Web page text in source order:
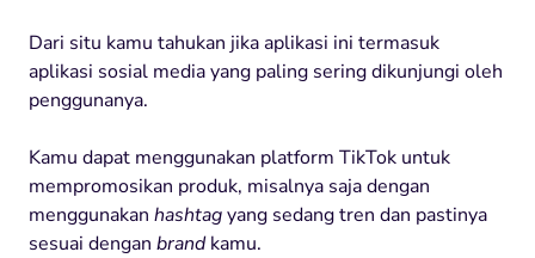
Dari situ kamu tahukan jika aplikasi ini termasuk
aplikasi sosial media yang paling sering dikunjungi oleh
penggunanya.
Kamu dapat menggunakan platform TikTok untuk
mempromosikan produk, misalnya saja dengan
menggunakan hashtagyang sedang tren dan pastinya
sesuai dengan brandkamu.